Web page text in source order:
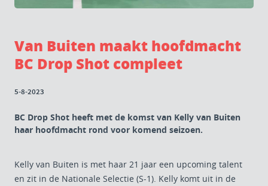
Van Buiten maakt hoofdmacht
BC Drop Shot compleet
5-8-2023
BC Drop Shot heeft met de komst van Kelly van Buiten
haar hoofdmacht rond voor komend seizoen.
Kelly van Buiten is met haar 21 jaar een upcoming talent
en zit in de Nationale Selectie (S-1). Kelly komt uit in de